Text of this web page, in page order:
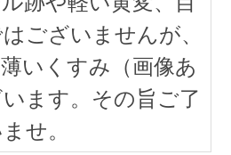
ございませんが、
いくすみ（画像あ
ます。その旨ご了
せ。